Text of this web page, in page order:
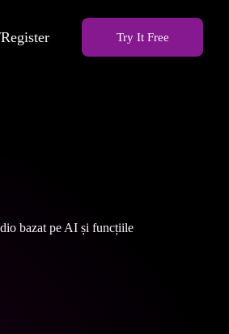
Try It Free
bazat pe AI și funcțiile